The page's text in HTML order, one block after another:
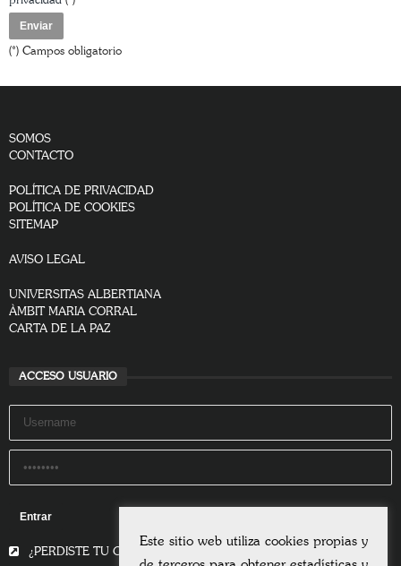
Suscribirse a nuestro boletín
privacidad(*)
(*) Campos obligatorio
CONTACTO
POLÍTICA DE PRIVACIDAD
AVISO LEGAL
UNIVERSITAS ALBERTIANA
Este sitio web utiliza cookies propias y